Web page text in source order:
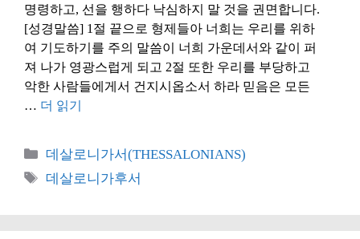
명령하고, 선을 행하다 낙심하지 말 것을 권면합니다.
[성경말씀] 1절 끝으로 형제들아 너희는 우리를 위하
여 기도하기를 주의 말씀이 너희 가운데서와 같이 퍼
져 나가 영광스럽게 되고 2절 또한 우리를 부당하고
악한 사람들에게서 건지시옵소서 하라 믿음은 모든
… 더 읽기
카
테
데살로니가서(THESSALONIANS)
태
데살로니가후서